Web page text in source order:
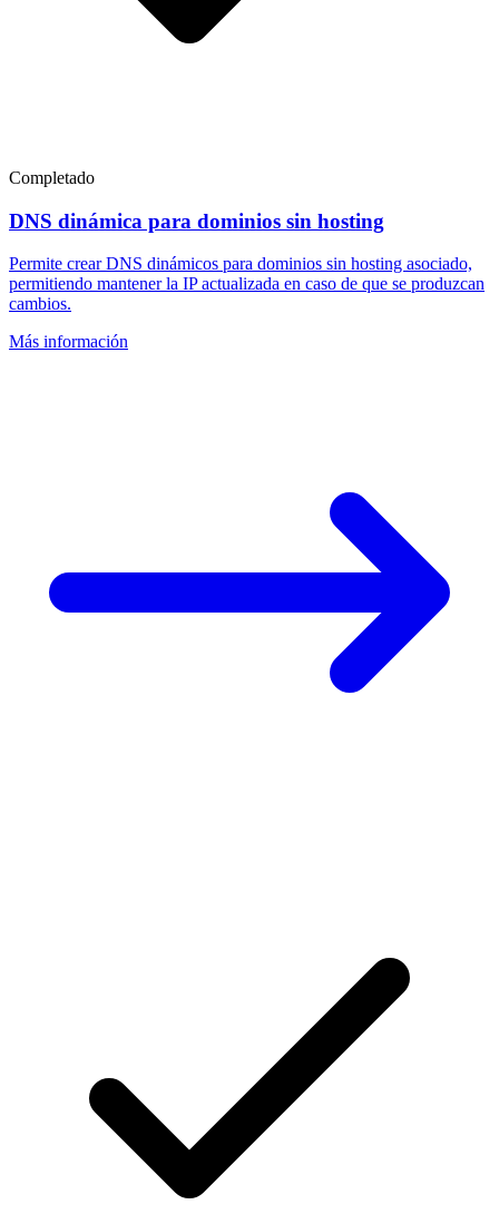
Completado
DNS dinámica para dominios sin hosting
Permite crear DNS dinámicos para dominios sin hosting asociado,
permitiendo mantener la IP actualizada en caso de que se produzcan
cambios.
Más información